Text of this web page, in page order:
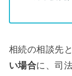
相続の相談先
い場合に、司